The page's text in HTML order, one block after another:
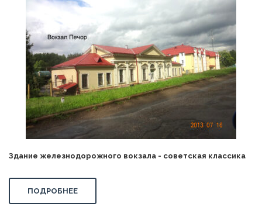
Здание железнодорожного вокзала - советская классика
ПОДРОБНЕЕ